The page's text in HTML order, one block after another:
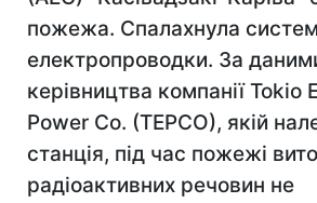
пожежа. Спалахнула
електропроводки. За
керівництва компанії Tokio
Power Co. (TEPCO), якій
станція, під час пожежі
радіоактивних речовин не